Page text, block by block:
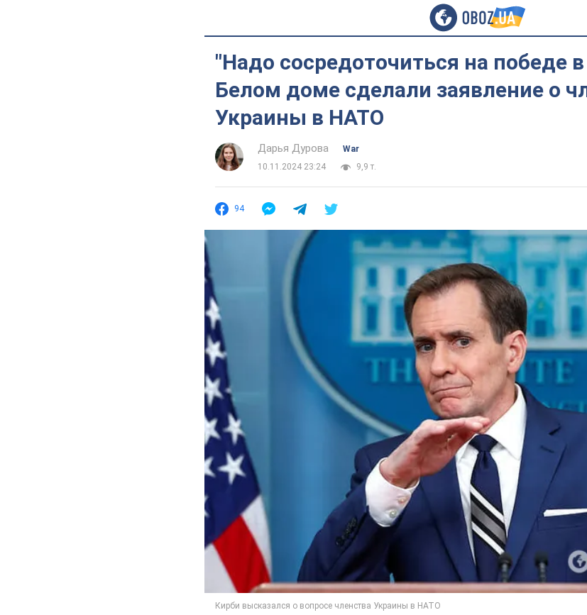
"Надо сосредоточиться на победе
Белом доме сделали заявление о
Украины в НАТО
Дарья Дурова
War
10.11.2024 23:24
9,9 т.
94